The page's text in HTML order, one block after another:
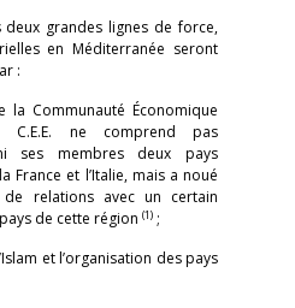
deux grandes lignes de force,
en Méditerranée seront
:
la Communauté Économique
C.E.E. ne comprend pas
ses membres deux pays
France et l’Italie, mais a noué
relations avec un certain
de cette région (1) ;
et l’organisation des pays